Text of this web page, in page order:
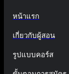
หน้าแรก
เกี่ยวกับผู้สอน
รูปแบบคอร์ส